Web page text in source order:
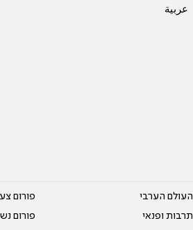
عربية
העולם הערבי
תרבות ופנאי
פורום
פורום